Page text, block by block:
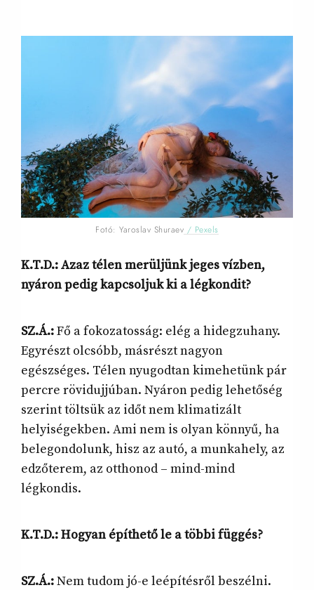
Fotó: Yaroslav Shuraev / Pexels
K.T.D.: Azaz télen merüljünk jeges vízben,
nyáron pedig kapcsoljuk ki a légkondit?
SZ.Á.:Fő a fokozatosság: elég a hidegzuhany.
Egyrészt olcsóbb, másrészt nagyon
egészséges. Télen nyugodtan kimehetünk pár
percre rövidujjúban. Nyáron pedig lehetőség
szerint töltsük az időt nem klimatizált
helyiségekben. Ami nem is olyan könnyű, ha
belegondolunk, hisz az autó, a munkahely, az
edzőterem, az otthonod – mind-mind
légkondis.
K.T.D.: Hogyan építhető le a többi függés?
SZ.Á.:Nem tudom jó-e leépítésről beszélni.